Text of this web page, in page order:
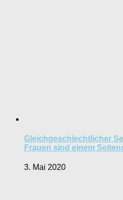
Gleichgeschlechtlicher
Frauen sind einem
3. Mai 2020